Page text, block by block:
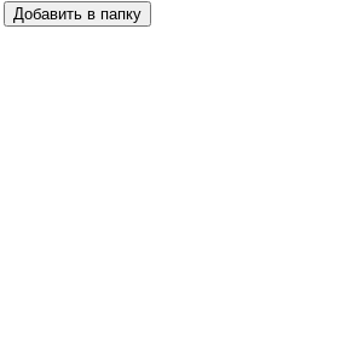
Добавить в папку